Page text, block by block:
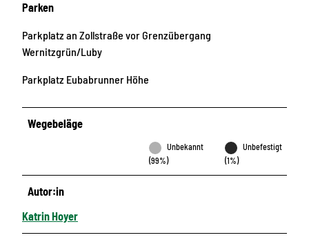
Parken
Parkplatz an Zollstraße vor Grenzübergang
Wernitzgrün/Luby
Parkplatz Eubabrunner Höhe
Wegebeläge
Unbekannt
(99%)
Unbefestigt
(1%)
Autor:in
Katrin Hoyer